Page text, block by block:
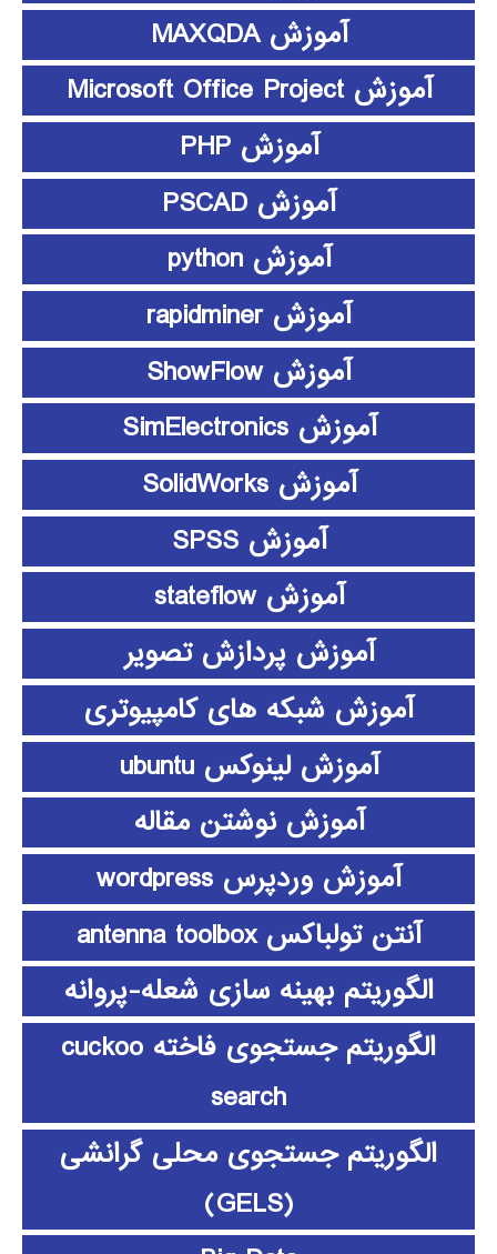
آموزش MAXQDA
آموزش Microsoft Office Project
آموزش PHP
آموزش PSCAD
آموزش python
آموزش rapidminer
آموزش ShowFlow
آموزش SimElectronics
آموزش SolidWorks
آموزش SPSS
آموزش stateflow
آموزش پردازش تصویر
آموزش شبکه های کامپیوتری
آموزش لینوکس ubuntu
آموزش نوشتن مقاله
آموزش وردپرس wordpress
آنتن تولباکس antenna toolbox
الگوریتم بهینه سازی شعله-پروانه
الگوریتم جستجوی فاخته cuckoo
search
الگوریتم جستجوی محلی گرانشی
(GELS)